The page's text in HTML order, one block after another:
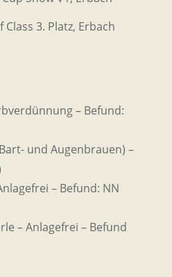
Class 3. Platz, Erbach
– Befund:
und Augenbrauen) –
– Befund: NN
– Anlagefrei – Befund